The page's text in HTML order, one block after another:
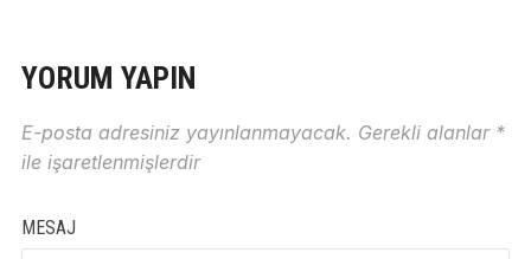
YORUM YAPIN
E-posta adresiniz yayınlanmayacak. Gerekli alanlar *
ile işaretlenmişlerdir
MESAJ